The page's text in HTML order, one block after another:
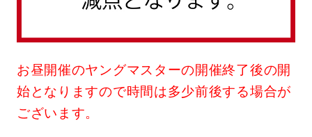
お昼開催のヤングマスターの開催終了後の開
始となりますので時間は多少前後する場合が
ございます。